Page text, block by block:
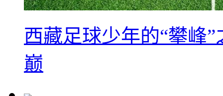
西藏足球少年的“攀峰
巅